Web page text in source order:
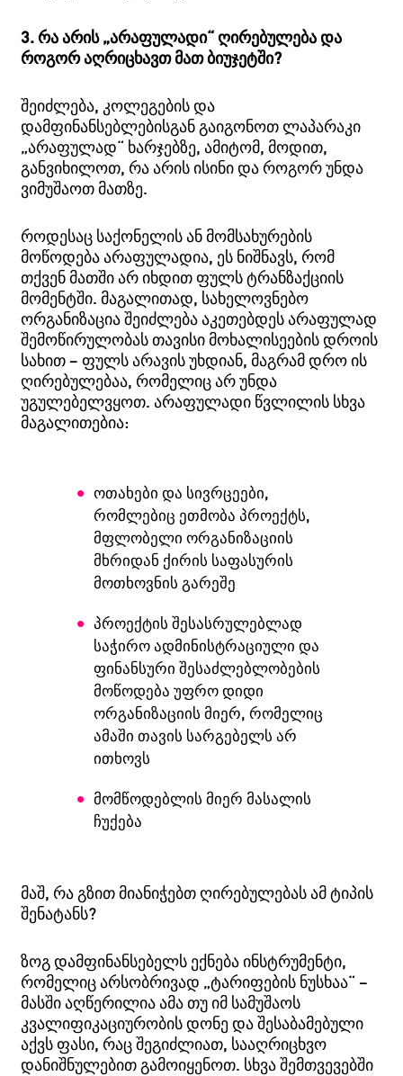
3. რა არის „არაფულადი“ ღირებულება და
როგორ აღრიცხავთ მათ ბიუჯეტში?
შეიძლება, კოლეგების და
დამფინანსებლებისგან გაიგონოთ ლაპარაკი
„არაფულად“ ხარჯებზე, ამიტომ, მოდით,
განვიხილოთ, რა არის ისინი და როგორ უნდა
ვიმუშაოთ მათზე.
როდესაც საქონელის ან მომსახურების
მოწოდება არაფულადია, ეს ნიშნავს, რომ
თქვენ მათში არ იხდით ფულს ტრანზაქციის
მომენტში. მაგალითად, სახელოვნებო
ორგანიზაცია შეიძლება აკეთებდეს არაფულად
შემოწირულობას თავისი მოხალისეების დროის
სახით – ფულს არავის უხდიან, მაგრამ დრო ის
ღირებულებაა, რომელიც არ უნდა
უგულებელვყოთ. არაფულადი წვლილის სხვა
მაგალითებია:
ოთახები და სივრცეები,
რომლებიც ეთმობა პროექტს,
მფლობელი ორგანიზაციის
მხრიდან ქირის საფასურის
მოთხოვნის გარეშე
პროექტის შესასრულებლად
საჭირო ადმინისტრაციული და
ფინანსური შესაძლებლობების
მოწოდება უფრო დიდი
ორგანიზაციის მიერ, რომელიც
ამაში თავის სარგებელს არ
ითხოვს
მომწოდებლის მიერ მასალის
ჩუქება
მაშ, რა გზით მიანიჭებთ ღირებულებას ამ ტიპის
შენატანს?
ზოგ დამფინანსებელს ექნება ინსტრუმენტი,
რომელიც არსობრივად „ტარიფების ნუსხაა“ –
მასში აღწერილია ამა თუ იმ სამუშაოს
კვალიფიკაციურობის დონე და შესაბამებული
აქვს ფასი, რაც შეგიძლიათ, სააღრიცხვო
დანიშნულებით გამოიყენოთ. სხვა შემთვევებში